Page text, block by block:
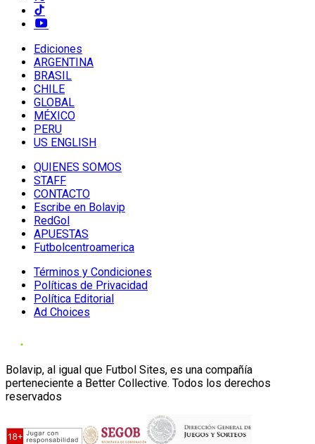
Ediciones
ARGENTINA
BRASIL
CHILE
GLOBAL
MÉXICO
PERU
US ENGLISH
QUIENES SOMOS
STAFF
CONTACTO
Escribe en Bolavip
RedGol
APUESTAS
Futbolcentroamerica
Términos y Condiciones
Políticas de Privacidad
Política Editorial
Ad Choices
Bolavip, al igual que Futbol Sites, es una compañía
perteneciente a Better Collective. Todos los derechos
reservados